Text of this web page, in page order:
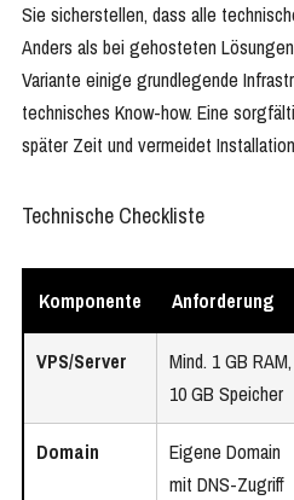
Sie sicherstellen, dass alle
Anders als bei gehosteten
Variante einige grundlegende
technisches Know-how. Eine
später Zeit und vermeidet
Technische Checkliste
Komponente Anforderung
VPS/Server
Mind. 1 GB RAM,
10 GB Speicher
Domain
Eigene Domain
mit DNS-Zugriff